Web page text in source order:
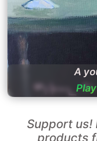
A
Support us!
products